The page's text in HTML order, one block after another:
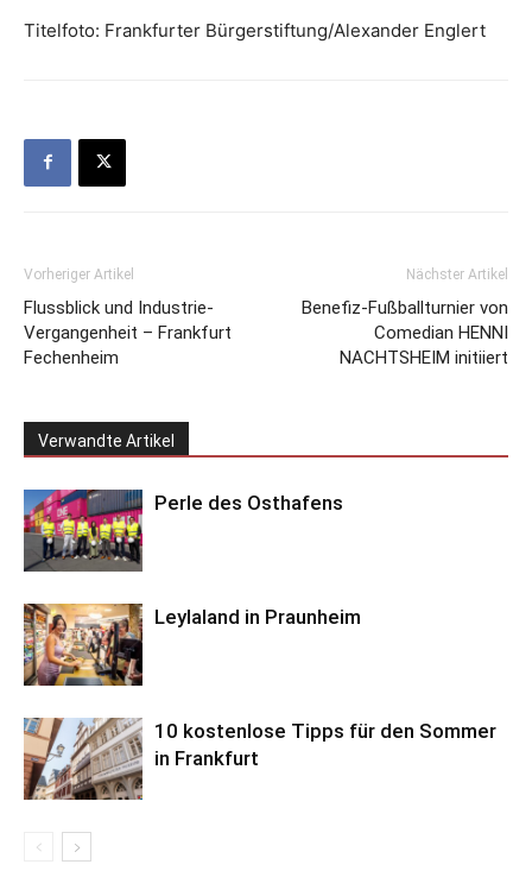
Titelfoto: Frankfurter Bürgerstiftung/Alexander Englert
Vorheriger Artikel
Flussblick und Industrie-
Vergangenheit – Frankfurt
Fechenheim
Nächster Artikel
Benefiz-Fußballturnier von
Comedian HENNI
NACHTSHEIM initiiert
Verwandte Artikel
Perle des Osthafens
Leylaland in Praunheim
10 kostenlose Tipps für den Sommer
in Frankfurt